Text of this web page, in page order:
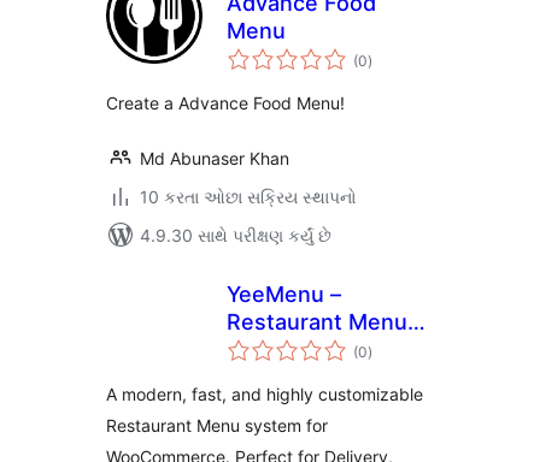
Menu
(0કુલ
રેટિંગ્સ
)
Create a Advance Food Menu!
Md Abunaser Khan
10 કરતા ઓછા સક્રિય સ્થાપનો
4.9.30 સાથે પરીક્ષણ કર્યું છે
YeeMenu –
Restaurant Menu
for WooCommerce
(0કુલ
રેટિંગ્સ
)
A modern, fast, and highly customizable
Restaurant Menu system for
WooCommerce. Perfect for Delivery,